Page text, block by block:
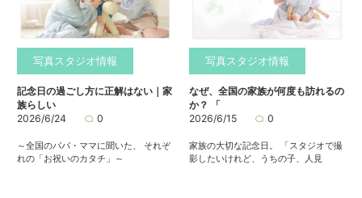
写真スタジオ情報
記念日の過ごし方に正解はない｜家
族らしい
2026/6/24
0
～全国のパパ・ママに聞いた、 それぞ
れの「お祝いのカタチ」～
写真スタジオ情報
なぜ、全国の家族が何度も訪れるの
か？ 「
2026/6/15
0
家族の大切な記念日。 「スタジオで撮
影したいけれど、うちの子、人見